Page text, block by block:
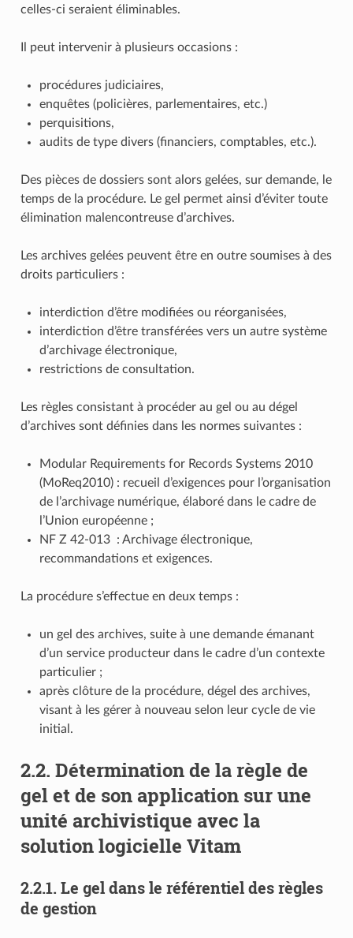
celles-ci seraient éliminables.
Il peut intervenir à plusieurs occasions :
procédures judiciaires,
enquêtes (policières, parlementaires, etc.)
perquisitions,
audits de type divers (financiers, comptables, etc.).
Des pièces de dossiers sont alors gelées, sur demande, le
temps de la procédure. Le gel permet ainsi d’éviter toute
élimination malencontreuse d’archives.
Les archives gelées peuvent être en outre soumises à des
droits particuliers :
interdiction d’être modifiées ou réorganisées,
interdiction d’être transférées vers un autre système
d’archivage électronique,
restrictions de consultation.
Les règles consistant à procéder au gel ou au dégel
d’archives sont définies dans les normes suivantes :
Modular Requirements for Records Systems 2010
(MoReq2010) : recueil d’exigences pour l’organisation
de l’archivage numérique, élaboré dans le cadre de
l’Union européenne ;
NF Z 42‑013 : Archivage électronique,
recommandations et exigences.
La procédure s’effectue en deux temps :
un gel des archives, suite à une demande émanant
d’un service producteur dans le cadre d’un contexte
particulier ;
après clôture de la procédure, dégel des archives,
visant à les gérer à nouveau selon leur cycle de vie
initial.
2.2. Détermination de la règle de
gel et de son application sur une
unité archivistique avec la
solution logicielle Vitam
2.2.1. Le gel dans le référentiel des règles
de gestion